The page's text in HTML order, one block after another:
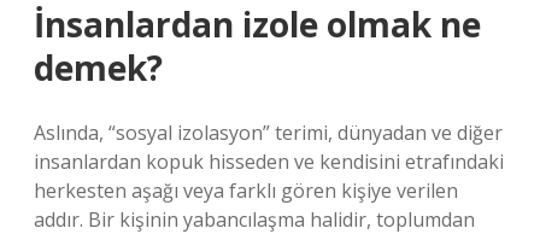
İnsanlardan izole olmak ne
demek?
Aslında, “sosyal izolasyon” terimi, dünyadan ve diğer
insanlardan kopuk hisseden ve kendisini etrafındaki
herkesten aşağı veya farklı gören kişiye verilen
addır. Bir kişinin yabancılaşma halidir, toplumdan